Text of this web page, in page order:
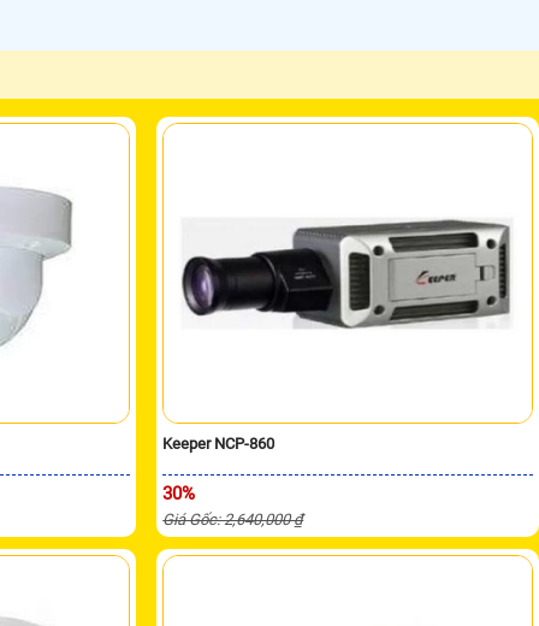
Keeper NCP-860
30%
Giá Gốc: 2,640,000 ₫